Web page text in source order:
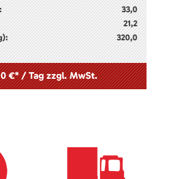
33,0
21,2
320,0
€* / Tag zzgl. MwSt.